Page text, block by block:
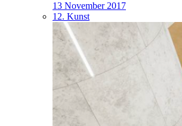
13 November 2017
12. Kunst